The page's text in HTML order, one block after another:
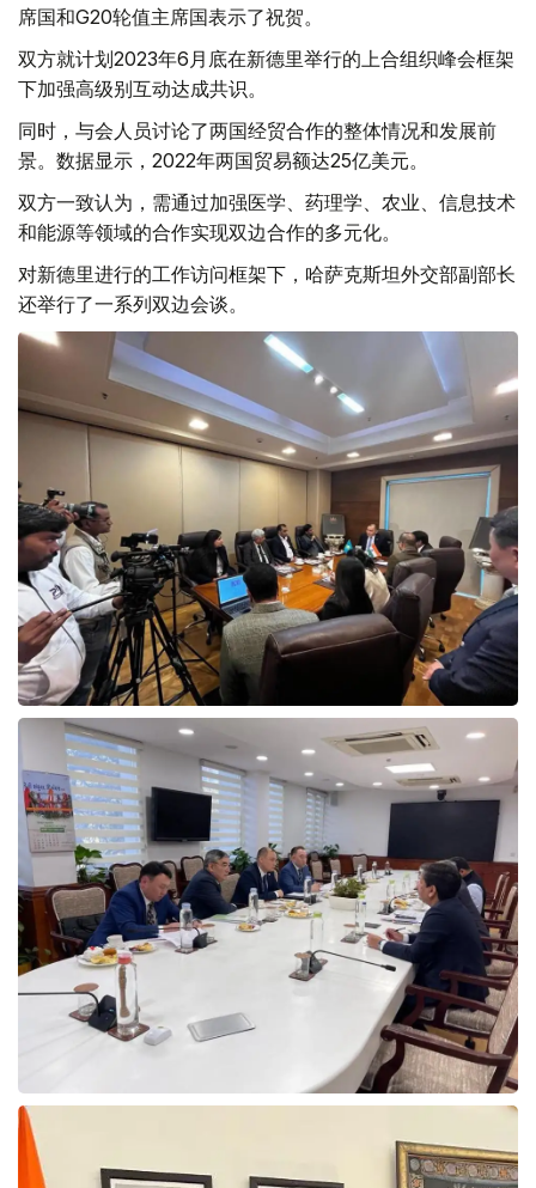
席国和G20轮值主席国表示了祝贺。
双方就计划2023年6月底在新德里举行的上合组织峰会框架
下加强高级别互动达成共识。
同时，与会人员讨论了两国经贸合作的整体情况和发展前
景。数据显示，2022年两国贸易额达25亿美元。
双方一致认为，需通过加强医学、药理学、农业、信息技术
和能源等领域的合作实现双边合作的多元化。
对新德里进行的工作访问框架下，哈萨克斯坦外交部副部长
还举行了一系列双边会谈。